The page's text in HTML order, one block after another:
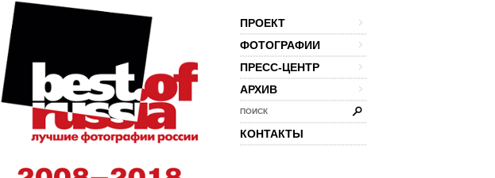
ПРОЕКТ
ФОТОГРАФИИ
ПРЕСС-ЦЕНТР
АРХИВ
ПОИСК
КОНТАКТЫ